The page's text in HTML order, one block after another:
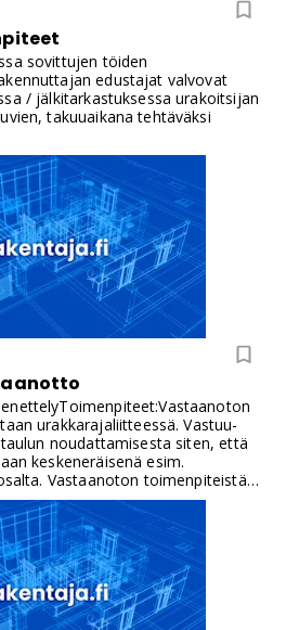
sovittujen töiden
edustajat valvovat
/ jälkitarkastuksessa urakoitsijan
takuuaikana tehtäväksi
ja
urakkarajaliitteessä. Vastuu-
noudattamisesta siten, että
keskeneräisenä esim.
Vastaanoton toimenpiteistä
ja